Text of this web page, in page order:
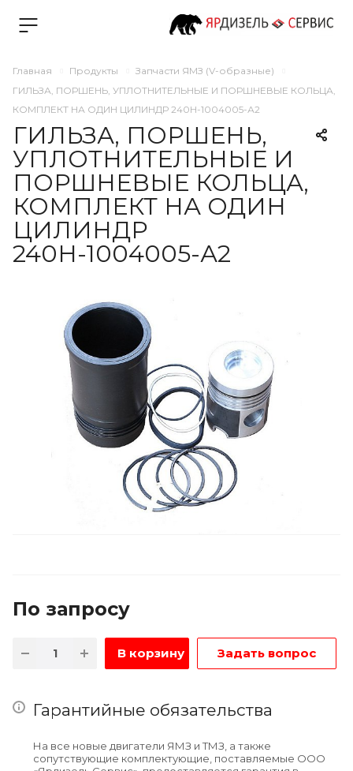
Главная Продукты
Запчасти ЯМЗ (V-образные)
ГИЛЬЗА, ПОРШЕНЬ, УПЛОТНИТЕЛЬНЫЕ И ПОРШНЕВЫЕ КОЛЬЦА,
КОМПЛЕКТ НА ОДИН ЦИЛИНДР 240Н-1004005-А2
ГИЛЬЗА, ПОРШЕНЬ,
УПЛОТНИТЕЛЬНЫЕ И
ПОРШНЕВЫЕ КОЛЬЦА,
КОМПЛЕКТ НА ОДИН
ЦИЛИНДР
240Н-1004005-А2
По запросу
В корзину Задать вопрос
Гарантийные обязательства
На все новые двигатели ЯМЗ и ТМЗ, а также
сопутствующие комплектующие, поставляемые ООО